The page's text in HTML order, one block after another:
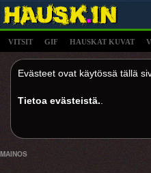
VITSIT GIF HAUSKAT KUVAT
Evästeet ovat käytössä tällä
Tietoa evästeistä.
MAINOS